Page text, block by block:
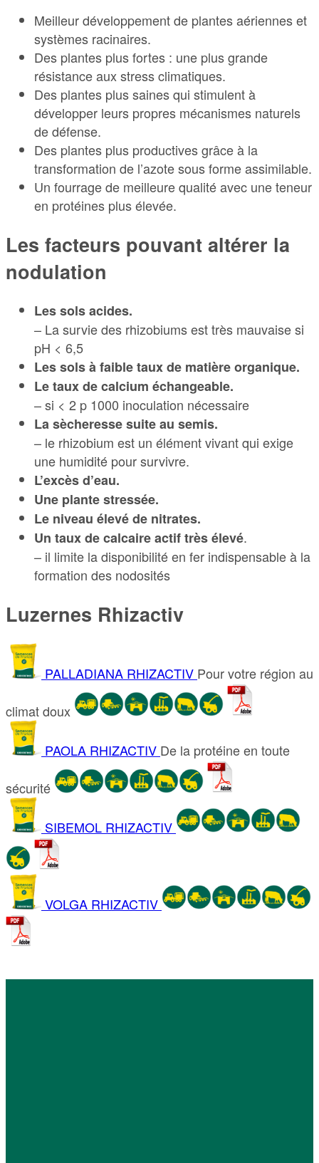
Meilleur développement de plantes aériennes et
systèmes racinaires.
Des plantes plus fortes : une plus grande
résistance aux stress climatiques.
Des plantes plus saines qui stimulent à
développer leurs propres mécanismes naturels
de défense.
Des plantes plus productives grâce à la
transformation de l’azote sous forme assimilable.
Un fourrage de meilleure qualité avec une teneur
en protéines plus élevée.
Les facteurs pouvant altérer la
nodulation
Les sols acides.
– La survie des rhizobiums est très mauvaise si
pH < 6,5
Les sols à faible taux de matière organique.
Le taux de calcium échangeable.
– si < 2 p 1000 inoculation nécessaire
La sècheresse suite au semis.
– le rhizobium est un élément vivant qui exige
une humidité pour survivre.
L’excès d’eau.
Une plante stressée.
Le niveau élevé de nitrates.
Un taux de calcaire actif très élevé.
– il limite la disponibilité en fer indispensable à la
formation des nodosités
Luzernes Rhizactiv
PALLADIANA RHIZACTIV Pour votre région au
climat doux
PAOLA RHIZACTIV De la protéine en toute
sécurité
SIBEMOL RHIZACTIV
VOLGA RHIZACTIV